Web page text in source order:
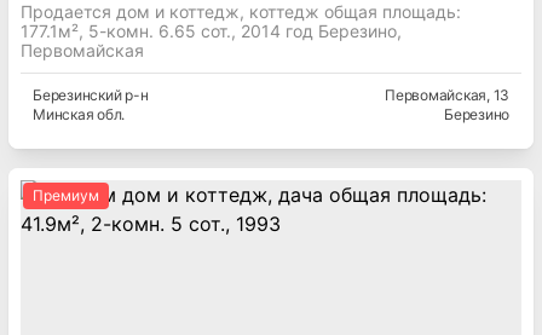
Продается дом и коттедж, коттедж общая площадь:
177.1м², 5-комн. 6.65 сот., 2014 год Березино,
Первомайская
Березинскийр-н
Минская обл.
Первомайская, 13
Березино
Премиум